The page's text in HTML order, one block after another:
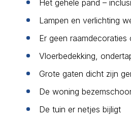
Het gehele pand –
Lampen en verlichting
Er geen
Vloerbedekking,
Grote gaten dicht zijn
De woning
De tuin er netjes bijligt